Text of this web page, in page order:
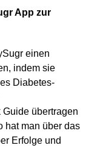
App zur
einen
indem sie
Diabetes-
übertragen
hat man über das
Erfolge und